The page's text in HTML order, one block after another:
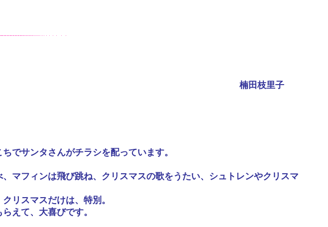
楠田枝里子
でサンタさんがチラシを配っています。
マフィンは飛び跳ね、クリスマスの歌をうたい、シュトレンやクリスマ
リスマスだけは、特別。
えて、大喜びです。